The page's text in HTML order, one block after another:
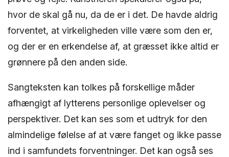
hvor de skal gå nu, da de er i det. De havde aldrig
forventet, at virkeligheden ville være som den er,
og der er en erkendelse af, at græsset ikke altid er
grønnere på den anden side.
Sangteksten kan tolkes på forskellige måder
afhængigt af lytterens personlige oplevelser og
perspektiver. Det kan ses som et udtryk for den
almindelige følelse af at være fanget og ikke passe
ind i samfundets forventninger. Det kan også ses